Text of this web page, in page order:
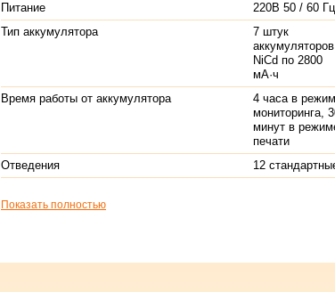
Питание
220В 50 / 60 Гц
Тип аккумулятора
7 штук
аккумуляторов
NiCd по 2800
мА·ч
Время работы от аккумулятора
4 часа в
мониторинга,
минут в
печати
Отведения
12
Показать полностью